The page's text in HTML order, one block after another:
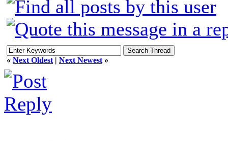
« Next Oldest | Next Newest »